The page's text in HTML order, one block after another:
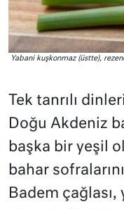
Yabani kuşkonmaz (üstte),
Tek tanrılı
Doğu Akdeniz
başka bir yeşil
bahar
Badem